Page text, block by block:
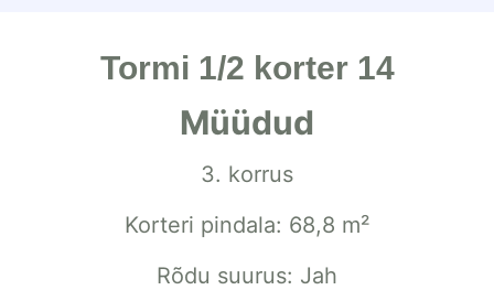
Tormi 1/2 korter 14
Müüdud
3. korrus
Korteri pindala: 68,8 m²
Rõdu suurus: Jah